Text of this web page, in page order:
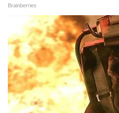
Image Credit :ISTOCK
কলকাতায় আজ সোনার
২২ ক্যারেট – ১ গ্রাম
গতকালের থেকে ১০ টাকা